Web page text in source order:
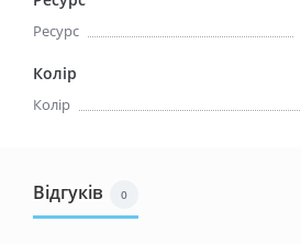
Ресурс
Колір
Колір
Відгуків 0